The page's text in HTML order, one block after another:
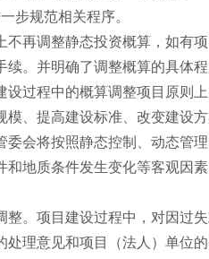
步规范相关程序。
不再调整静态投资概算，如有
。并明确了调整概算的具体程
设过程中的概算调整项目原则
模、提高建设标准、改变建设
委会将按照静态控制、动态管
和地质条件发生变化等客观因
整。项目建设过程中，对因过
处理意见和项目（法人）单位